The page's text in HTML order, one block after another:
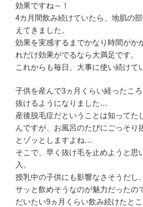
効果ですね～！
4カ月間飲み続けていたら、地肌の
えてきました。
効果を実感するまでかなり時間がか
れだけ効果がでるなら大満足です。
これからも毎日、大事に使い続けて
子供を産んで3ヵ月くらい経ったこ
抜けるようになりました…
産後脱毛症だということは知ってた
んですが、お風呂のたびにごっそり
とゾッとしますよね…
そこで、早く抜け毛を止めようと思
入。
授乳中の子供にも影響なさそうだし
サッと飲めそうなのが魅力だったの
だいたい9ヵ月くらい飲み続けたと